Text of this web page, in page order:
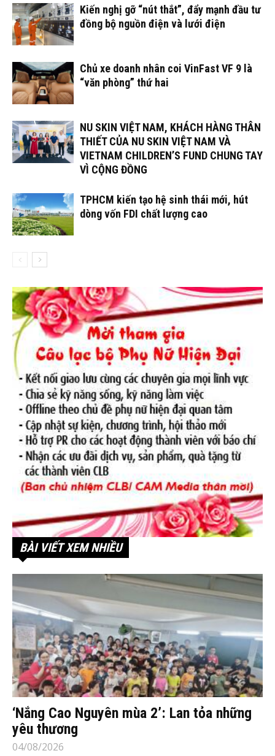
Kiến nghị gỡ “nút thắt”, đẩy mạnh đầu tư
đồng bộ nguồn điện và lưới điện
Chủ xe doanh nhân coi VinFast VF 9 là
“văn phòng” thứ hai
NU SKIN VIỆT NAM, KHÁCH HÀNG THÂN
THIẾT CỦA NU SKIN VIỆT NAM VÀ
VIETNAM CHILDREN’S FUND CHUNG TAY
VÌ CỘNG ĐỒNG
TPHCM kiến tạo hệ sinh thái mới, hút
dòng vốn FDI chất lượng cao
BÀI VIẾT XEM NHIỀU
‘Nắng Cao Nguyên mùa 2’: Lan tỏa những
yêu thương
04/08/2026